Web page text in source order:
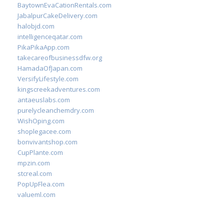
BaytownEvaCationRentals.com
JabalpurCakeDelivery.com
halobjd.com
intelligenceqatar.com
PikaPikaApp.com
takecareofbusinessdfw.org
HamadaOfJapan.com
VersifyLifestyle.com
kingscreekadventures.com
antaeuslabs.com
purelycleanchemdry.com
WishOping.com
shoplegacee.com
bonvivantshop.com
CupPlante.com
mpzin.com
stcreal.com
PopUpFlea.com
valueml.com